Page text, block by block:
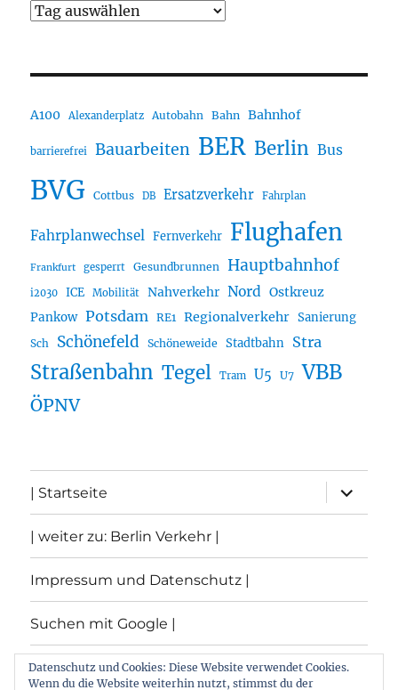
A100 Alexanderplatz Autobahn Bahn Bahnhof
barrierefrei Bauarbeiten BER Berlin Bus
BVG Cottbus DB Ersatzverkehr Fahrplan
Fahrplanwechsel Fernverkehr Flughafen
Frankfurt gesperrt Gesundbrunnen Hauptbahnhof
i2030 ICE Mobilität Nahverkehr Nord Ostkreuz
Pankow Potsdam RE1 Regionalverkehr Sanierung
Sch Schönefeld Schöneweide Stadtbahn Stra
Straßenbahn Tegel Tram U5 U7 VBB
ÖPNV
| Startseite
öffnen
| weiter zu: Berlin Verkehr |
Impressum und Datenschutz |
Suchen mit Google |
Themen
Datenschutz und Cookies: Diese Website verwendet Cookies.
Wenn du die Website weiterhin nutzt, stimmst du der